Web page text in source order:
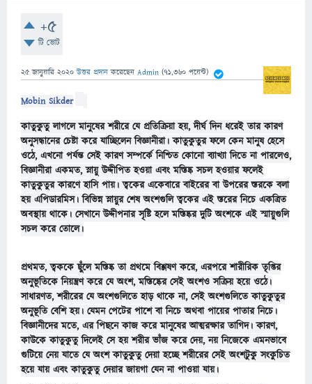
+5
টি ভোট
25 জানুয়ারি 2020 উত্তর প্রদান করেছেন Admin (71,360 পয়েন্ট)
Mobin Sikder
কাতুকুতু লাগলে মানুষের শরীরে যে প্রতিক্রিয়া হয়, দীর্ঘ দিন ধরেই তার কারণ
অনুসন্ধানের চেষ্টা করে যাচ্ছিলেন বিজ্ঞানীরা। কাতুকুতুর ফলে কেন মানুষ হেসে
ওঠে, এখনো পর্যন্ত সেই কারণ সম্পর্কে নিশ্চিত কোনো ব্যাখ্যা দিতে না পারলেও,
বিজ্ঞানীরা একমত, স্নায়ু উদ্দীপিত হওয়া এবং মস্তিষ্ক সচল হওয়ার ফলেই
কাতুকুতুর কারণে হাসি পায়। ত্বকের একেবারে বাইরের বা উপরের স্তরকে বলা
হয় এপিডারমিস। বিভিন্ন স্নায়ুর শেষ অংশগুলি ত্বকের এই স্তরের নিচে একত্রিত
অবস্থায় থাকে। সেখানে উদ্দীপনার সৃষ্টি হলে মস্তিষ্কর দুটি অংশকে এই স্মায়ুগুলি
সচল করে তোলে।
প্রথমত, ত্বককে ছুঁলে মস্তিষ্ক তা প্রথমে বিশ্লষণ করে, এরপরে শারীরিক তৃপ্তির
অনুভূতিকে নিয়ন্ত্রণ করে যে অংশ, মস্তিষ্কের সেই অংশও সক্রিয় হয়ে ওঠে।
সাধারণত, শরীরের যে অংশগুলিতে হাড় থাকে না, সেই অংশগুলিতে কাতুকুতুর
অনুভূতি বেশি হয়। যেমন পেটের পাশে বা নিচে অথবা পায়ের পাতার নিচে।
বিজ্ঞানীদের মতে, এর পিছনে কাজ করে মানুষের আত্মরক্ষার তাগিদ। কারণ,
কাউকে কাতুকুতু দিলেই সে হয় শরীর ভাঁজ করে দেয়, নয় নিজেকে এমনভাবে
গুটিয়ে নেয় যাতে যে অংশ কাতুকুতু দেয়া হচ্ছে শরীরের সেই অংশটুকু সংকুচিত
হয়ে যায় এবং কাতুকুতু দেয়ার জায়গা যেন না পাওয়া যায়।